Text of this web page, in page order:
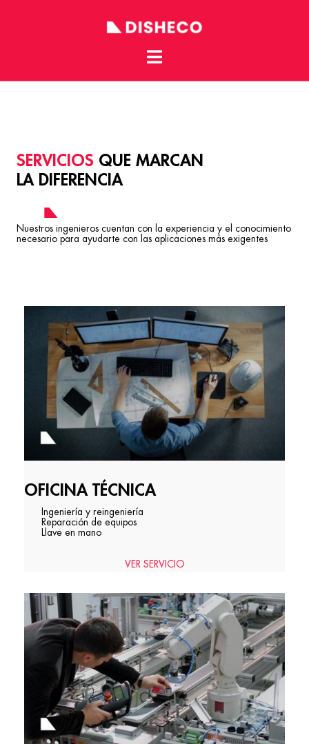
content
Toggle
menu
SERVICIOS QUE MARCAN
LA DIFERENCIA
Nuestros ingenieros cuentan con la experiencia y el conocimiento
necesario para ayudarte con las aplicaciones más exigentes
OFICINA TÉCNICA
Ingeniería y reingeniería
Reparación de equipos
Llave en mano
VER SERVICIO